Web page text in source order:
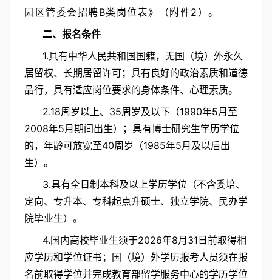
园区管委会招聘B类岗位表》（附件2）。
二、报名条件
1.具有中华人民共和国国籍，无国（境）外永久
居留权、长期居留许可；具有良好的政治素质和道德
品行，具有适应岗位要求的身体条件、心理素质。
2.18周岁以上、35周岁及以下（1990年5月至
2008年5月期间出生）；具有博士研究生学历学位
的，年龄可放宽至40周岁（1985年5月及以后出
生）。
3.具有全日制本科及以上学历学位（不含委培、
定向、专升本、专科起点升硕士、独立学院、民办学
院毕业生）。
4.国内高校毕业生须于2026年8月31日前取得相
应学历和学位证书；国（境）外学历报考人员须在报
名前取得学位并完成教育部留学服务中心的学历学位